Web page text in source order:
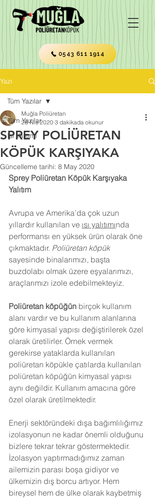
0543 611 1914
Yazı
Tüm Yazılar
Isı Yalıtımı
Tüm Yazılar
SPREY POLİÜRETAN
KÖPÜK KARŞIYAKA
Muğla Poliüretan
26 Nis 2020 3 dakikada okunur
Güncelleme tarihi: 8 May 2020
Sprey Poliüretan Köpük Karşıyaka
Yalıtım
Avrupa ve Amerika’da çok uzun
yıllardır kullanılan ve ısı yalıtımında
performansı en yüksek ürün olarak öne
çıkmaktadır. Poliüretan köpük
sayesinde binalarımızı, başta
buzdolabı olmak üzere eşyalarımızı,
araçlarımızı izole edebilmekteyiz.
Poliüretan köpüğün birçok kullanım
alanı vardır ve bu kullanım alanlarına
göre kimyasal yapısı değiştirilerek özel
olarak üretilirler. Örnek vermek
gerekirse yataklarda kullanılan
poliüretan köpükle çatılarda kullanılan
poliüretan köpüğün kimyasal yapısı
aynı değildir. Kullanım amacına göre
özel olarak üretilmektedir.
Enerji sektöründeki dışa bağımlılığımız
izolasyonun ne kadar önemli olduğunu
bizlere tekrar tekrar göstermektedir.
İzolasyon yaptırmadığımız zaman
ailemizin parası boşa gidiyor ve
ülkemizin dış borcu artıyor. Hem
bireysel hem de ülke olarak kaybetmiş